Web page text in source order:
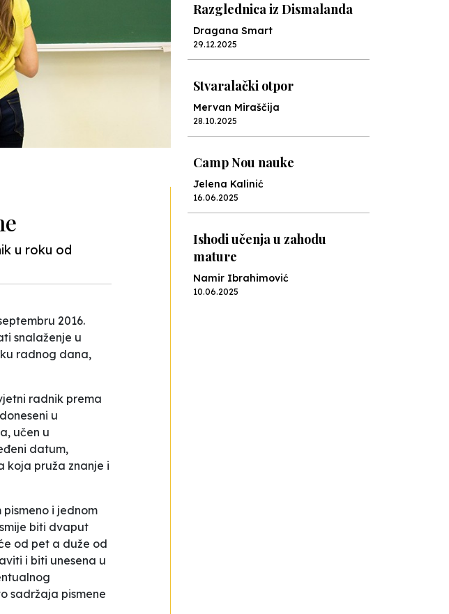
u roku od
2016.
snalaženje u
radnog dana,
radnik prema
u
učen u
datum,
koja pruža znanje i
i jednom
biti dvaput
od pet a duže od
i biti unesena u
sadržaja pismene
Razglednica iz Dismalanda
Dragana Smart
29.12.2025
Stvaralački otpor
Mervan Miraščija
28.10.2025
Camp Nou nauke
Jelena Kalinić
16.06.2025
Ishodi učenja u zahodu
mature
Namir Ibrahimović
10.06.2025